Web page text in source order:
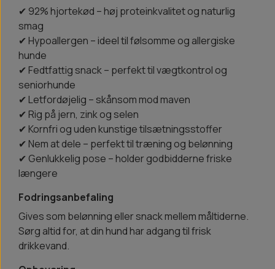
✔ 92% hjortekød – høj proteinkvalitet og naturlig
smag
✔ Hypoallergen – ideel til følsomme og allergiske
hunde
✔ Fedtfattig snack – perfekt til vægtkontrol og
seniorhunde
✔ Letfordøjelig – skånsom mod maven
✔ Rig på jern, zink og selen
✔ Kornfri og uden kunstige tilsætningsstoffer
✔ Nem at dele – perfekt til træning og belønning
✔ Genlukkelig pose – holder godbidderne friske
længere
Fodringsanbefaling
Gives som belønning eller snack mellem måltiderne.
Sørg altid for, at din hund har adgang til frisk
drikkevand.